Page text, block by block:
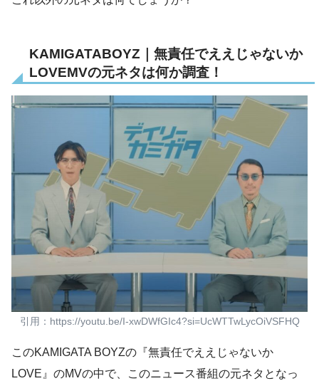
KAMIGATABOYZ｜無責任でええじゃないか
LOVEMVの元ネタは何か調査！
引用：https://youtu.be/I-xwDWfGIc4?si=UcWTTwLycOiVSFHQ
このKAMIGATA BOYZの『無責任でええじゃないか
LOVE』のMVの中で、このニュース番組の元ネタとなっ